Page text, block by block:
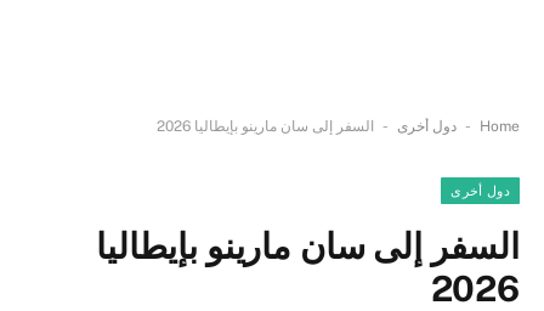
Home
- دول أخرى - السفر إلى سان مارينو بإيطاليا 2026
دول أخرى
السفر إلى سان مارينو بإيطاليا
2026